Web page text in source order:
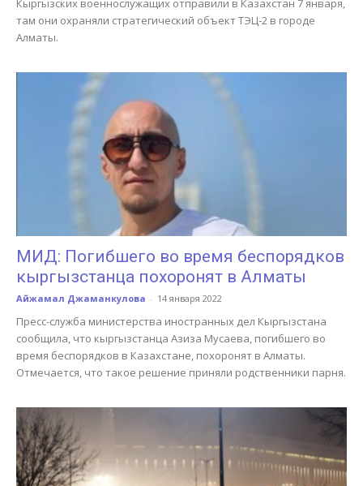
Кыргызских военнослужащих отправили в Казахстан 7 января,
там они охраняли стратегический объект ТЭЦ-2 в городе
Алматы.
МИД: Погибшего во время беспорядков
кыргызстанца похоронят в Алматы
Айжамал Джаманкулова - 14 января 2022
Пресс-служба министерства иностранных дел Кыргызстана
сообщила, что кыргызстанца Азиза Мусаева, погибшего во
время беспорядков в Казахстане, похоронят в Алматы.
Отмечается, что такое решение приняли родственники парня.